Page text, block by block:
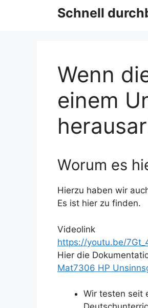
Schnell
Wenn
einem
Worum es
Hierzu haben wir
Es ist hier zu finden.
Videolink
https://youtu.be/
Hier die
Mat7306 HP
Wir testen seit